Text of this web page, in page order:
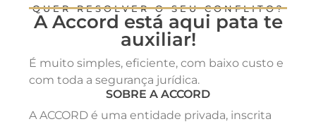
QUER RESOLVER O SEU CONFLITO?
A Accord está aqui pata te
auxiliar!
É muito simples, eficiente, com baixo custo e
com toda a segurança jurídica.
SOBRE A ACCORD
A ACCORD é uma entidade privada, inscrita